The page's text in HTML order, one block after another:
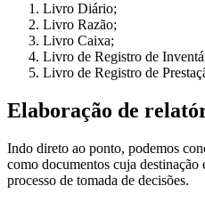
Livro Diário;
Livro Razão;
Livro Caixa;
Livro de Registro de
Livro de Registro de
Elaboração de
Indo direto ao ponto, podemos
como documentos cuja destinação
processo de tomada de decisões.